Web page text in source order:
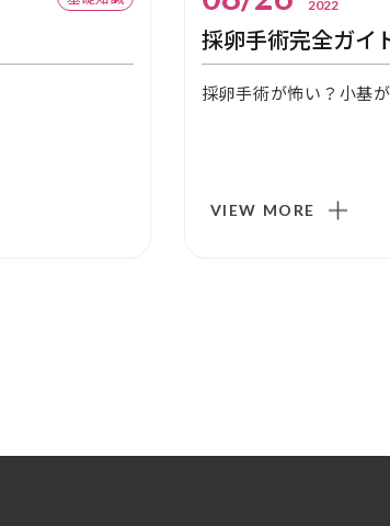
2022
採卵手術完全ガイ
採卵手術が怖い？小基
VIEW MORE